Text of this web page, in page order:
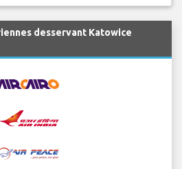
desservant Katowice